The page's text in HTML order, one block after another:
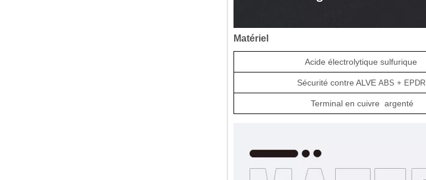
Matériel
Acide électrolytique sulfurique
Sécurité contre ALVE ABS + EPDR
Terminal en cuivre argenté